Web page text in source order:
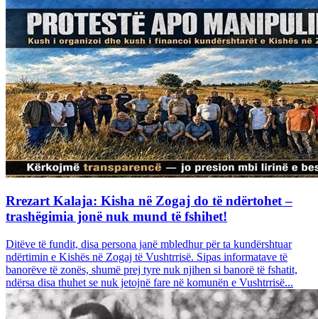
Rrezart Kalaja: Kisha në Zogaj do të ndërtohet –
trashëgimia jonë nuk mund të fshihet!
Ditëve të fundit, disa persona janë mbledhur për ta kundërshtuar
ndërtimin e Kishës në Zogaj të Vushtrrisë. Sipas informatave të
banorëve të zonës, shumë prej tyre nuk njihen si banorë të fshatit,
ndërsa disa thuhet se nuk jetojnë fare në komunën e Vushtrrisë...